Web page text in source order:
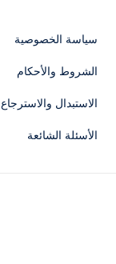
سياسة الخصوصية
الشروط والأحكام
الاستبدال والاسترجاع
الأسئلة الشائعة